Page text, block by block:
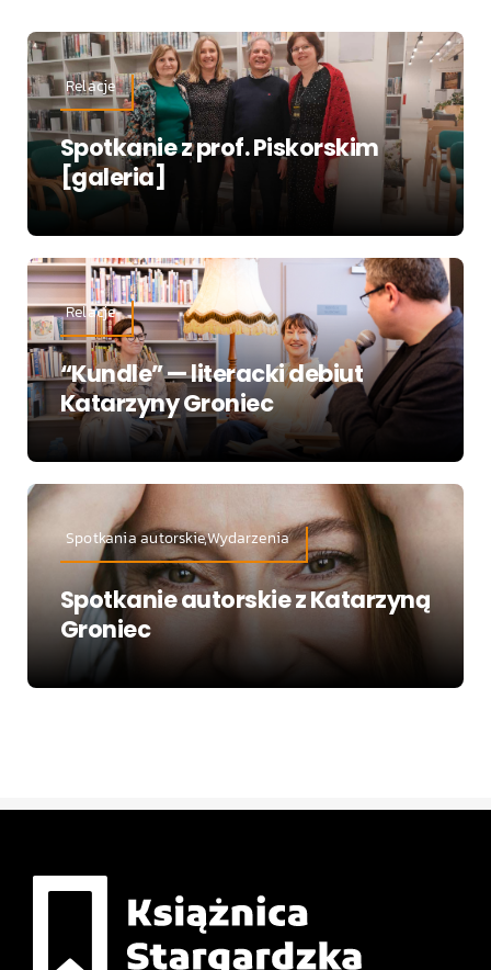
Relacje
Spotkanie z prof. Piskorskim
[galeria]
Relacje
“Kundle” — literacki debiut
Katarzyny Groniec
Spotkania autorskie,Wydarzenia
Spotkanie autorskie z Katarzyną
Groniec